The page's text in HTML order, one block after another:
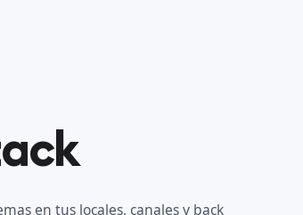
en tus locales, canales y back